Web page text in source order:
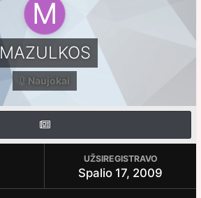
MAZULKOS
Naujokai
UŽSIREGISTRAVO
Spalio 17, 2009